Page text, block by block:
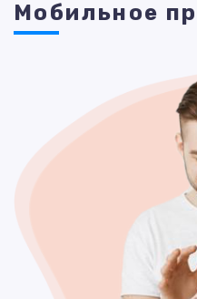
Мобильное